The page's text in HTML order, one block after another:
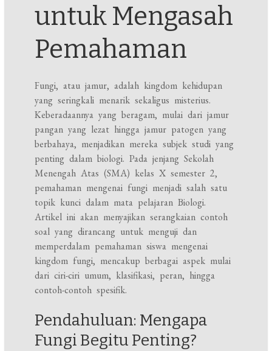
untuk Mengasah
Pemahaman
Fungi, atau jamur, adalah kingdom kehidupan
yang seringkali menarik sekaligus misterius.
Keberadaannya yang beragam, mulai dari jamur
pangan yang lezat hingga jamur patogen yang
berbahaya, menjadikan mereka subjek studi yang
penting dalam biologi. Pada jenjang Sekolah
Menengah Atas (SMA) kelas X semester 2,
pemahaman mengenai fungi menjadi salah satu
topik kunci dalam mata pelajaran Biologi.
Artikel ini akan menyajikan serangkaian contoh
soal yang dirancang untuk menguji dan
memperdalam pemahaman siswa mengenai
kingdom fungi, mencakup berbagai aspek mulai
dari ciri-ciri umum, klasifikasi, peran, hingga
contoh-contoh spesifik.
Pendahuluan: Mengapa
Fungi Begitu Penting?